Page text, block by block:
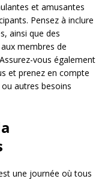
et amusantes
Pensez à inclure
ainsi que des
membres de
vous également
et prenez en compte
autres besoins
une journée où tous